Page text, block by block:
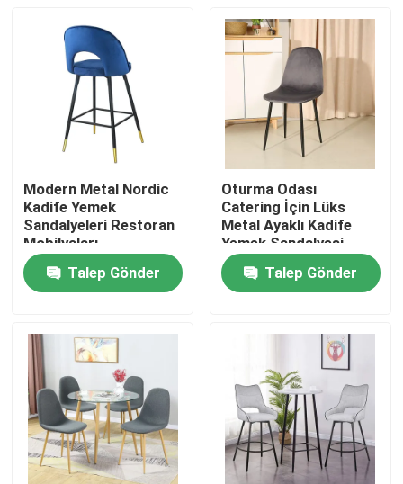
Hakkımızda
Kişiler
Ürünler
Modern Metal Nordic
Kadife Yemek
Sandalyeleri Restoran
Mobilyaları
Talep Gönder
Oturma Odası
Catering İçin Lüks
Metal Ayaklı Kadife
Yemek Sandalyesi
Talep Gönder